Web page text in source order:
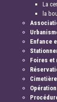
La
la
Enfance
Foires et
Cimetière